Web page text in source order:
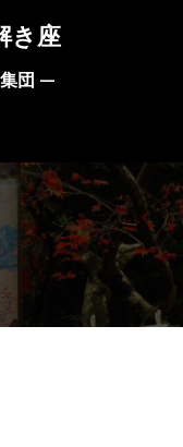
き座
団 —